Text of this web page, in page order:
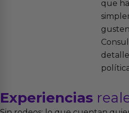
que
Experiencias